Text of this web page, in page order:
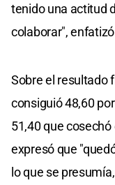
tenido una actitud
colaborar",
Sobre el resultado
consiguió 48,60
51,40 que
expresó que
lo que se